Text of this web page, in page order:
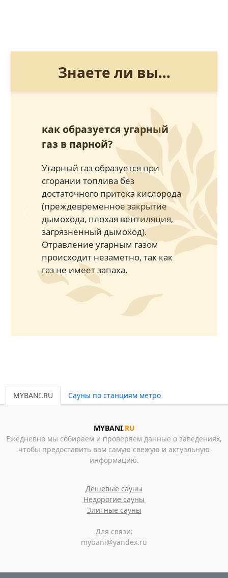
Знаете ли вы...
как образуется угарный
газ в парной?
Угарный газ образуется при
сгорании топлива без
достаточного притока кислорода
(преждевременное закрытие
дымохода, плохая вентиляция,
загрязненный дымоход).
Отравление угарным газом
происходит незаметно, так как
газ не имеет запаха.
Previous Next
MYBANI.RU Сауны по станциям метро
MYBANI.RU
Ежедневно мы собираем и проверяем данные о заведениях,
чтобы предоставить вам самую свежую и актуальную
информацию.
Дешевые сауны
Недорогие сауны
Элитные сауны
Для связи:
mybani@yandex.ru